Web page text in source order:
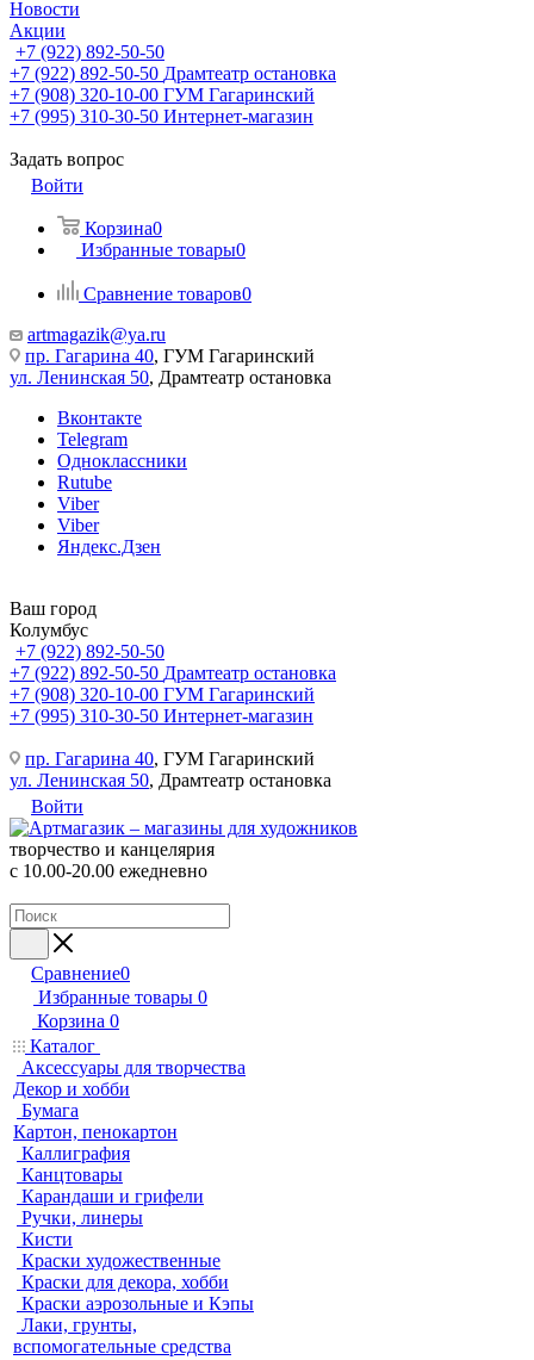
Новости
Акции
+7 (922) 892-50-50
+7 (922) 892-50-50 Драмтеатр остановка
+7 (908) 320-10-00 ГУМ Гагаринский
+7 (995) 310-30-50 Интернет-магазин
Задать вопрос
Войти
Корзина0
Избранные товары0
Сравнение товаров0
artmagazik@ya.ru
пр. Гагарина 40, ГУМ Гагаринский
ул. Ленинская 50, Драмтеатр остановка
Вконтакте
Telegram
Одноклассники
Rutube
Viber
Viber
Яндекс.Дзен
Ваш город
Колумбус
+7 (922) 892-50-50
+7 (922) 892-50-50 Драмтеатр остановка
+7 (908) 320-10-00 ГУМ Гагаринский
+7 (995) 310-30-50 Интернет-магазин
пр. Гагарина 40, ГУМ Гагаринский
ул. Ленинская 50, Драмтеатр остановка
Войти
творчество и канцелярия
с 10.00-20.00 ежедневно
Сравнение0
Избранные товары 0
Корзина 0
Каталог
Аксессуары для творчества
Декор и хобби
Бумага
Картон, пенокартон
Каллиграфия
Канцтовары
Карандаши и грифели
Ручки, линеры
Кисти
Краски художественные
Краски для декора, хобби
Краски аэрозольные и Кэпы
Лаки, грунты,
вспомогательные средства